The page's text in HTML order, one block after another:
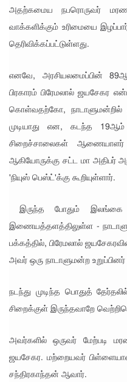
வாய்ப்பு
குறைவு -
த்
தூதரகம்!
வெளியுற
வுச்
செயலாள
ஜனாதிபதி
க்கும்
இடையில்
தமிழ்
மக்களின்
அதற்கமைய நபரொருவர் மரண
வாக்களிக்கும் உரிமையை
தெரிவிக்கப்பட்டுள்ளது.
எனவே, அரசியலமைப்பின் 89ஆம்
பிரகாரம் பிரேமலால் ஜயசேகர
கொள்வதற்கோ,
முடியாது என, கடந்த
சிறைச்சாலைகள் ஆணையாளர்
ஆகியோருக்கு சட்ட மா அதிபர்
'நியுஸ் பெஸ்ட்'க்கு கூறியுள்ளார்.
இருந்த போதும் இலங்கை
இணையத்தளத்திலுள்ள -
பக்கத்தில், பிரேமலால்
அவர் ஒரு நாடாளுமன்ற உறுப்பினர்
நடந்து முடிந்த பொதுத்
சிறைக்குள் இருந்தவாறே
அவர்களில் ஒருவர் மேற்படி
ஜயசேகர. மற்றையவர்
சந்திரகாந்தன் ஆவார்.